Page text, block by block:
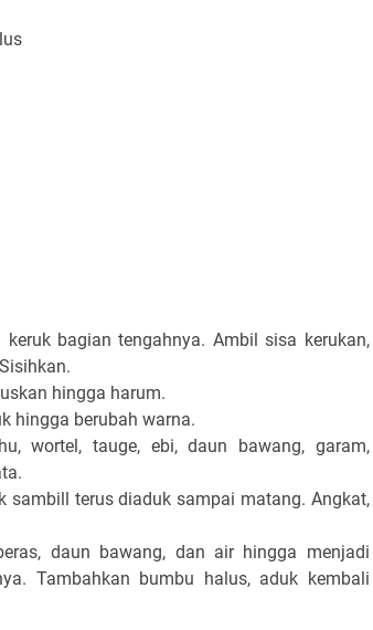
bagian tengahnya. Ambil sisa kerukan,
hingga harum.
hingga berubah warna.
wortel, tauge, ebi, daun bawang, garam,
sambill terus diaduk sampai matang. Angkat,
daun bawang, dan air hingga menjadi
Tambahkan bumbu halus, aduk kembali